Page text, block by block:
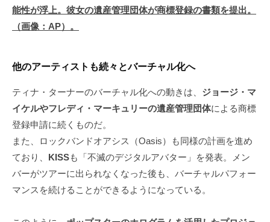
能性が浮上。彼女の遺産管理団体が商標登録の書類を提出。
（画像：AP）。
他のアーティストも続々とバーチャル化へ
ティナ・ターナーのバーチャル化への動きは、 ジョージ・マ
イケルやフレディ・マーキュリーの遺産管理団体による商標
登録申請に続くものだ。
また、ロックバンドオアシス（Oasis）も同様の計画を進め
ており、 KISSも「不滅のデジタルアバター」を発表。メン
バーがツアーに出られなくなった後も、バーチャルパフォー
マンスを続けることができるようになっている。